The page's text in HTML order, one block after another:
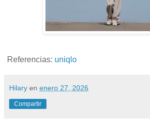
Referencias: uniqlo
Hilary en enero 27, 2026
Compartir